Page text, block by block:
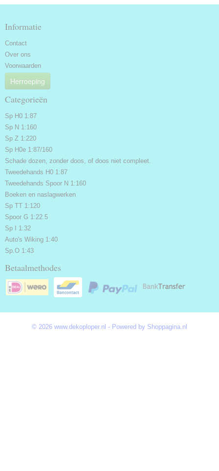
Informatie
Contact
Over ons
Voorwaarden
Herroeping
Categorieën
Sp H0 1:87
Sp N 1:160
Sp Z 1:220
Sp H0e 1:87/160
Schade dozen, zonder doos, of doos niet compleet.
Tweedehands H0 1:87
Tweedehands Spoor N 1:160
Boeken en naslagwerken
Sp TT 1:120
Spoor G 1:22.5
Sp I 1:32
Auto's Wiking 1:40
Sp.O 1:43
Betaalmethodes
© 2026 www.dekoploper.nl - Powered by Shoppagina.nl